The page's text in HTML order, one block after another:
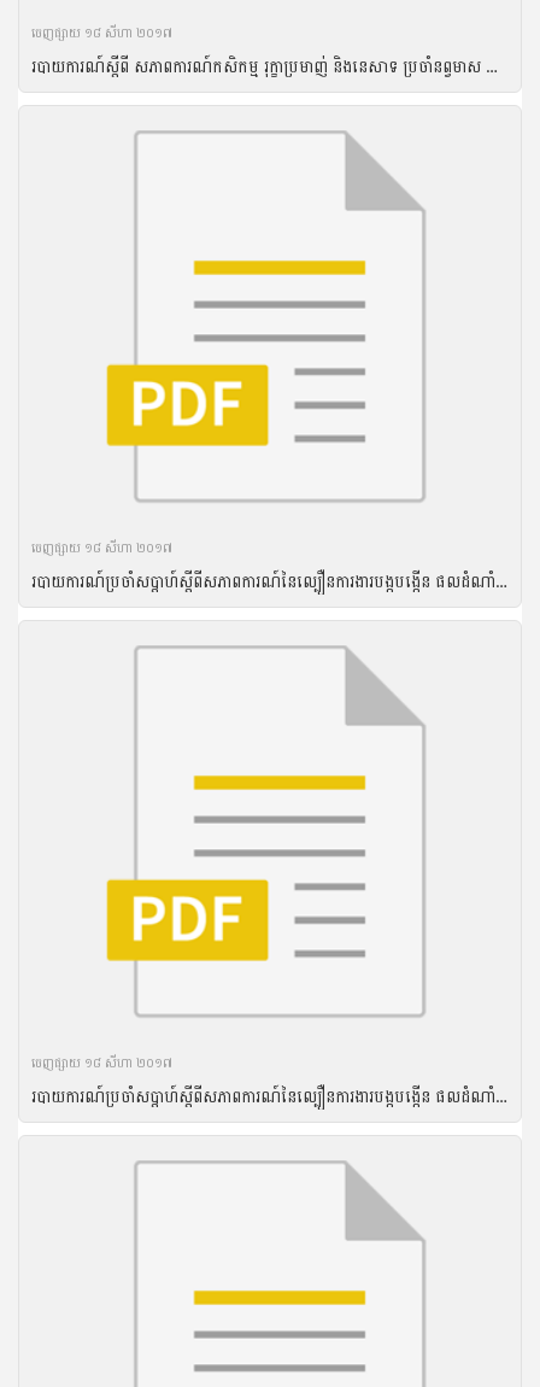
ចេញ​ផ្សាយ​ ១៨ សីហា ២០១៧
របាយការណ៍ស្តីពី សភាពការណ៍កសិកម្ម រុក្ខាប្រមាញ់ និងនេសាទ ប្រចាំនព្វមាស ឆ្នាំ២០១៦ និងទិសដៅអនុវត្តបន្ត
ចេញ​ផ្សាយ​ ១៨ សីហា ២០១៧
របាយការណ៍ប្រចាំសប្តាហ៍ស្តីពីសភាពការណ៍នៃល្បឿនការងារបង្កបង្កើន ផលដំណាំរដូវវស្សាឆ្នាំ២០១៦ គិតត្រឹមថ្ងៃទី០៥ ខែតុលា ឆ្នាំ២០១៦
ចេញ​ផ្សាយ​ ១៨ សីហា ២០១៧
របាយការណ៍ប្រចាំសប្តាហ៍ស្តីពីសភាពការណ៍នៃល្បឿនការងារបង្កបង្កើន ផលដំណាំរដូវវស្សាឆ្នាំ២០១៦ គិតត្រឹមថ្ងៃទី២៨ ខែកញ្ញា ឆ្នាំ២០១៦